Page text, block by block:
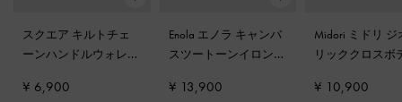
スクエア キルトチェ
ーンハンドルウォレッ
¥ 6,900
Enola エノラ キャンバ
スツートーンイロンゲ
ッグ- ブラック
¥ 13,900
Midori ミドリ ジ
リッククロスボ
¥ 10,900